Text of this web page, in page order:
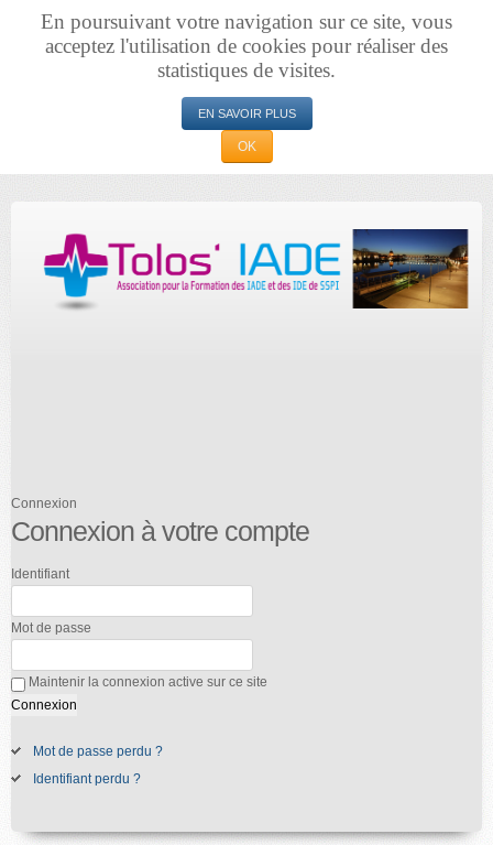
En poursuivant votre navigation sur ce site, vous
acceptez l'utilisation de cookies pour réaliser des
statistiques de visites.
EN SAVOIR PLUS
OK
Connexion
Connexion à votre compte
Identifiant
Mot de passe
Maintenir la connexion active sur ce site
Mot de passe perdu ?
Identifiant perdu ?